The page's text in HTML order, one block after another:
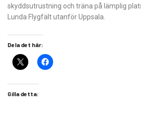
skyddsutrustning och träna på lämplig
Lunda Flygfält utanför Uppsala.
Dela det här:
Gilla detta: